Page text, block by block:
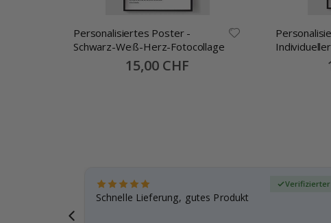
Personalisiertes Poster -
Schwarz-Weiß-Herz-Fotocollage
Special
Price
15,00 CHF
alles
Schnelle Lieferung, gutes Produkt